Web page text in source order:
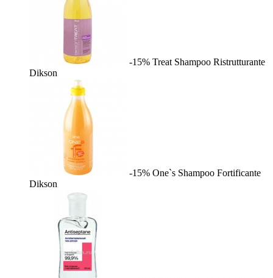
-15% Treat Shampoo Ristrutturante
Dikson
-15% One`s Shampoo Fortificante
Dikson